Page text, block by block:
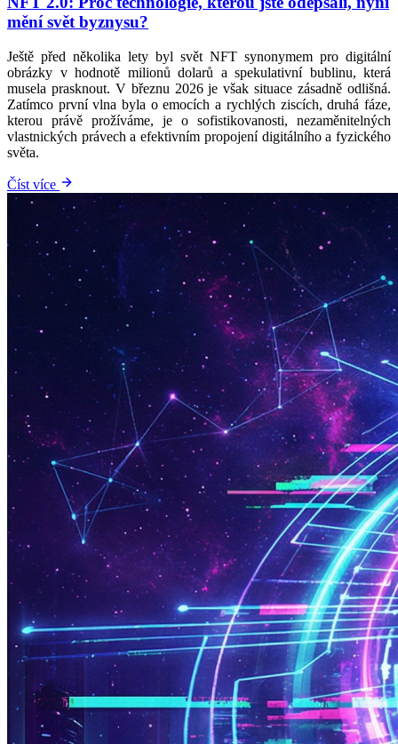
mění svět byznysu?
Ještě před několika lety byl svět NFT synonymem pro digitální
obrázky v hodnotě milionů dolarů a spekulativní bublinu, která
musela prasknout. V březnu 2026 je však situace zásadně odlišná.
Zatímco první vlna byla o emocích a rychlých ziscích, druhá fáze,
kterou právě prožíváme, je o sofistikovanosti, nezaměnitelných
vlastnických právech a efektivním propojení digitálního a fyzického
světa.
Číst více